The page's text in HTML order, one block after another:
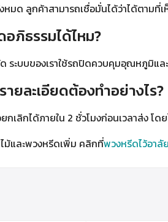
งหมด ลูกค้าสามารถเชื่อมั่นได้ว่าได้ตาม
ภิธรรมได้ไหม?
ระบบของเราใช้รถปิดควบคุมอุณหภูมิแ
ยละเอียดต้องทำอย่างไร?
กเลิกได้ภายใน 2 ชั่วโมงก่อนเวลาส่ง
ม้และพวงหรีดเพิ่ม คลิกที่พวงหรีดไว้อาลัย